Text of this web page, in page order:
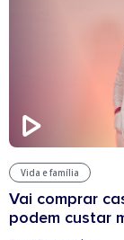
Vida e família
Vai comprar
podem custar